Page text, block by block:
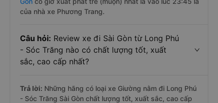
của nhà xe Phương Trang.
Câu hỏi: Review xe đi Sài Gòn từ Long Phú
- Sóc Trăng nào có chất lượng tốt, xuất
sắc, cao cấp nhất?
Trả lời: Những hãng có loại xe Giường nằm đi Long Phú
- Sóc Trăng Sài Gòn chất lượng tốt, xuất sắc, cao cấp